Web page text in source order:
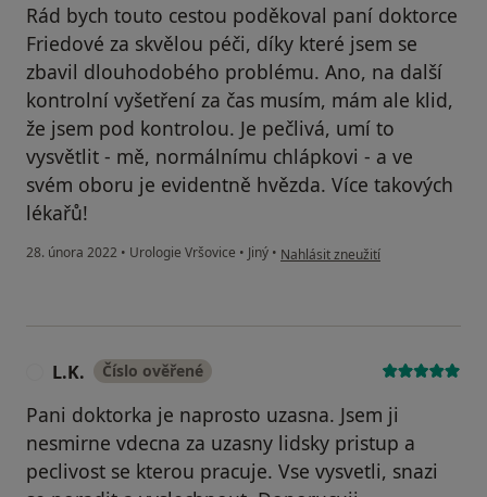
Rád bych touto cestou poděkoval paní doktorce
Friedové za skvělou péči, díky které jsem se
zbavil dlouhodobého problému. Ano, na další
kontrolní vyšetření za čas musím, mám ale klid,
že jsem pod kontrolou. Je pečlivá, umí to
vysvětlit - mě, normálnímu chlápkovi - a ve
svém oboru je evidentně hvězda. Více takových
lékařů!
28. února 2022 • Urologie Vršovice • Jiný • podle názoru uživatele Michael
Nahlásit zneužití
L.K. Číslo ověřené
Pani doktorka je naprosto uzasna. Jsem ji
nesmirne vdecna za uzasny lidsky pristup a
peclivost se kterou pracuje. Vse vysvetli, snazi